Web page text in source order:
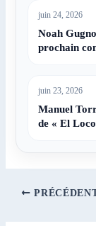
juin 24, 2026
Noah
prochain
juin 23, 2026
Manuel
de « El